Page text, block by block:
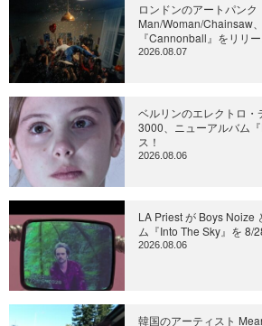
ロンドンのアートパンク
Man/Woman/Chainsaw
『Cannonball』をリリ
2026.08.07
ベルリンのエレクトロ
3000、ニューアルバム
ス！
2026.08.06
LA Priest が Boys Noize
ム『Into The Sky』を 8/
2026.08.06
韓国のアーティスト